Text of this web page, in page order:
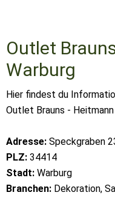
Outlet
Warburg
Hier findest du
Outlet Brauns - Heitmann
Adresse: Speckgraben
PLZ: 34414
Stadt: Warburg
Branchen: Dekoration,